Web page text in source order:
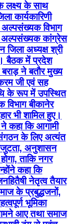
लक्ष्य के साथ
कार्यकारिणी
विभाग
अल्पसंख्यक कांग्रेस
जिला अध्यक्ष श्री
बैठक में प्रदेश
बराड़ ने बतौर मुख्य
जी एवं सह
के रूप में उपस्थित
बीकानेर
भी शामिल हुए।
कहा कि आगामी
के लिए अत्यंत
अनुशासन
ताकि नगर
कहा कि
नेतृत्व तैयार
के प्रबुद्धजनों,
भूमिका
आए तथा समाज